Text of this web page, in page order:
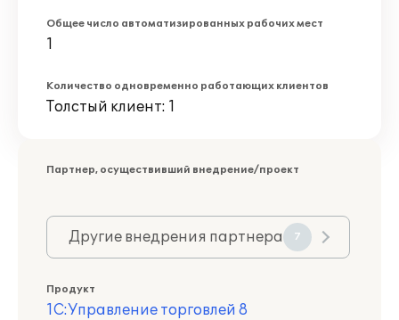
Общее число автоматизированных рабочих мест
1
Количество одновременно работающих клиентов
Толстый клиент: 1
Партнер, осуществивший внедрение/проект
Другие внедрения партнера 7
Продукт
1С:Управление торговлей 8